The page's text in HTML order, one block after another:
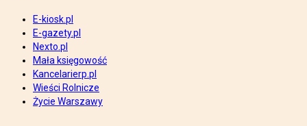
E-kiosk.pl
E-gazety.pl
Nexto.pl
Mała księgowość
Kancelarierp.pl
Wieści Rolnicze
Życie Warszawy